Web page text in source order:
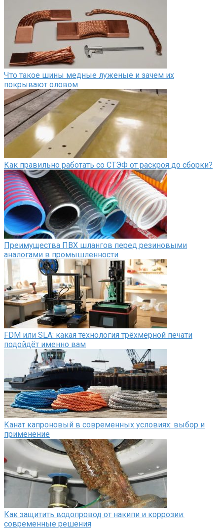
Что такое шины медные луженые и зачем их
покрывают оловом
Как правильно работать со СТЭФ от раскроя до сборки?
Преимущества ПВХ шлангов перед резиновыми
аналогами в промышленности
FDM или SLA: какая технология трёхмерной печати
подойдёт именно вам
Канат капроновый в современных условиях: выбор и
применение
Как защитить водопровод от накипи и коррозии:
современные решения